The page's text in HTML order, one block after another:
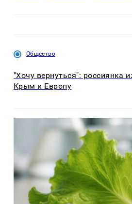
Общество
"Хочу вернуться": россиянка
Крым и Европу